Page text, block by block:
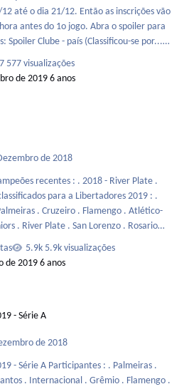
até o dia 21/12. Então as inscrições vão
1o jogo. Abra o spoiler para
577 visualizações
de 20196 anos
de 2018
5.9k visualizações
de 20196 anos
- Série A
de 2018
: . Palmeiras .